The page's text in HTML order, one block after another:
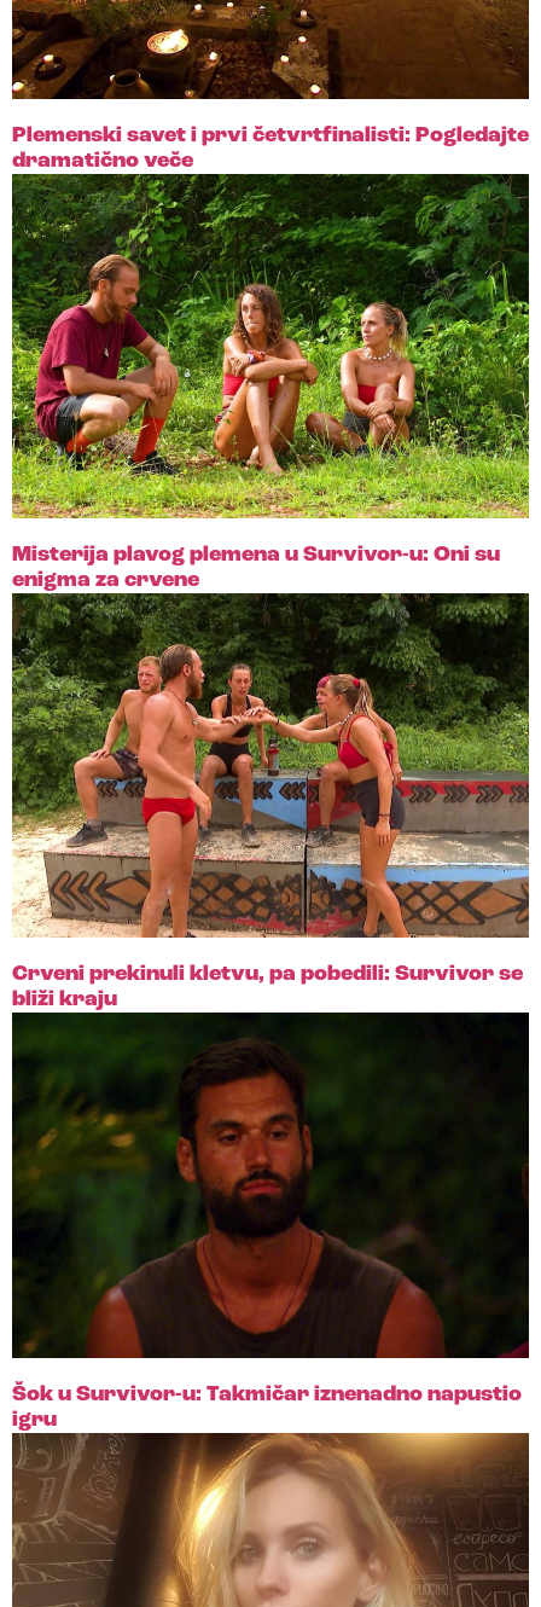
Plemenski savet i prvi četvrtfinalisti: Pogledajte
dramatično veče
Misterija plavog plemena u Survivor-u: Oni su
enigma za crvene
Crveni prekinuli kletvu, pa pobedili: Survivor se
bliži kraju
Šok u Survivor-u: Takmičar iznenadno napustio
igru